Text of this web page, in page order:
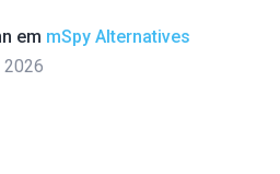
em mSpy Alternatives
2026